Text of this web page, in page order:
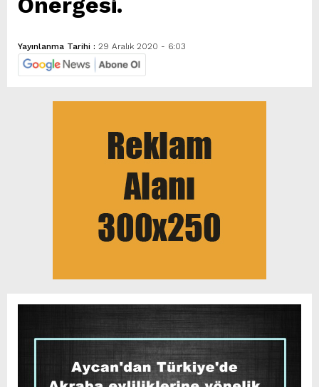
Yayınlanma Tarihi : 29 Aralık 2020 - 6:03